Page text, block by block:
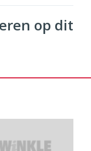
op dit